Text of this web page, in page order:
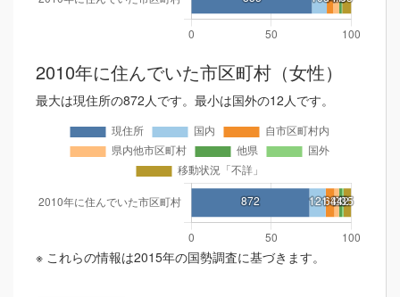
2010年に住んでいた市区町村（女性）
最大は現住所の872人です。最小は国外の12人です。
※ これらの情報は2015年の国勢調査に基づきます。